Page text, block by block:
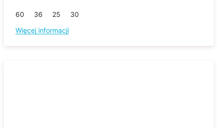
60 36 25
30
Więcej informacji